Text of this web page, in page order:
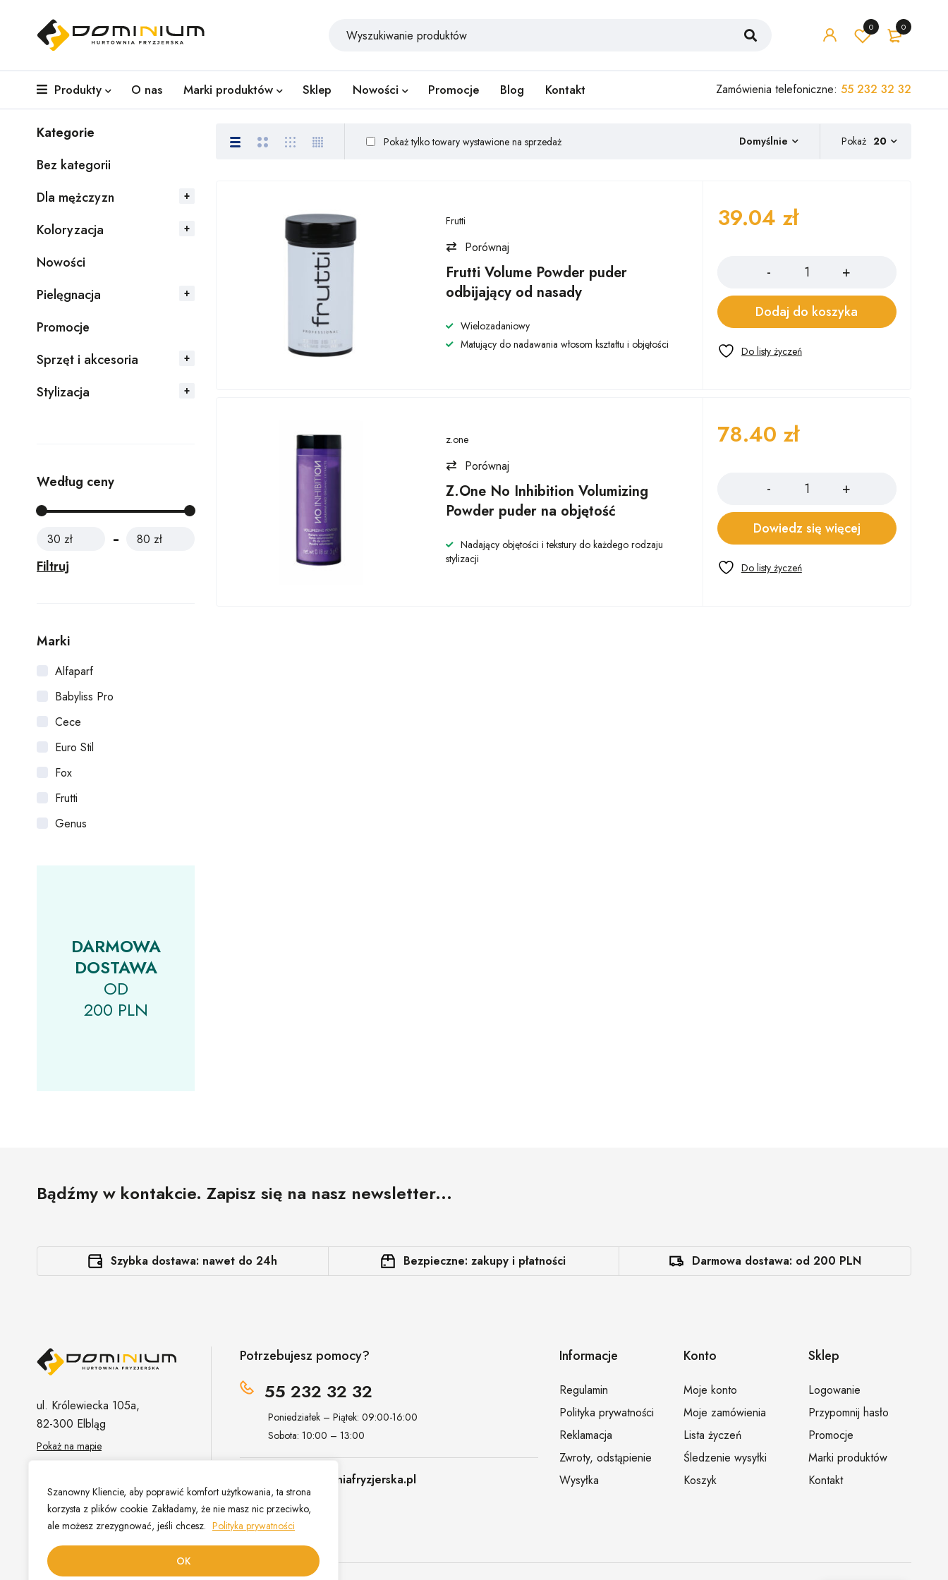
Szanowny Kliencie, aby poprawić komfort użytkowania, ta strona
korzysta z plików cookie. Zakładamy, że nie masz nic przeciwko,
ale możesz zrezygnować, jeśli chcesz. Polityka prywatności
OK
0
0
Produkty O nas Marki produktów Sklep Nowości Promocje Blog Kontakt Zamówienia telefoniczne: 55 232 32 32
Kategorie
Bez kategorii
Dla mężczyzn
Koloryzacja
Nowości
Pielęgnacja
Promocje
Sprzęt i akcesoria
Stylizacja
Według ceny
Filtruj
30 zł 80 zł
Marki
Alfaparf
Babyliss Pro
Cece
Euro Stil
Fox
Frutti
Genus
Kerastase
La Riche
Lecher
Oyster
Rebeel
Subrina
Wella
Yellow
DARMOWA
DOSTAWA
OD
200 PLN
Domyślnie
Pokaż tylko towary wystawione na sprzedaż Pokaż 20
Frutti
Porównaj
Frutti Volume Powder puder
odbijający od nasady
Wielozadaniowy
Matujący do nadawania włosom kształtu i objętości
39.04 zł
Dodaj do koszyka
z.one
Porównaj
Z.One No Inhibition Volumizing
Powder puder na objętość
Nadający objętości i tekstury do każdego rodzaju
stylizacji
78.40 zł
Dowiedz się więcej
Bądźmy w kontakcie. Zapisz się na nasz newsletter...
Szybka dostawa: nawet do 24h Bezpieczne: zakupy i płatności Darmowa dostawa: od 200 PLN
ul. Królewiecka 105a,
82-300 Elbląg
Pokaż na mapie
Potrzebujesz pomocy?
55 232 32 32
Poniedziałek – Piątek: 09:00-16:00
Sobota: 10:00 – 13:00
sklep@hurtowniafryzjerska.pl
Informacje
Regulamin
Polityka prywatności
Reklamacja
Zwroty, odstąpienie
Wysyłka
Konto
Moje konto
Moje zamówienia
Lista życzeń
Śledzenie wysyłki
Koszyk
Sklep
Logowanie
Przypomnij hasło
Promocje
Marki produktów
Kontakt